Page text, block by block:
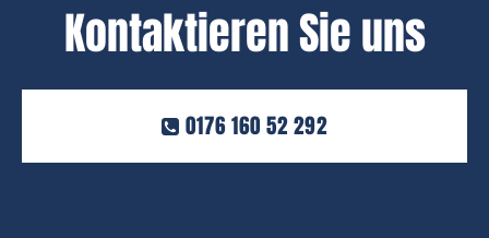
Kontaktieren Sie uns
0176 160 52 292